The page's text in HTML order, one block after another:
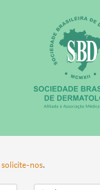
solicite-nos.